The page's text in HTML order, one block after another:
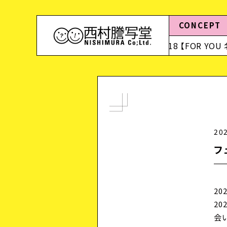
CONCEPT
」の招待状ができました 2024.06.18 【FOR YOU 名刺
会